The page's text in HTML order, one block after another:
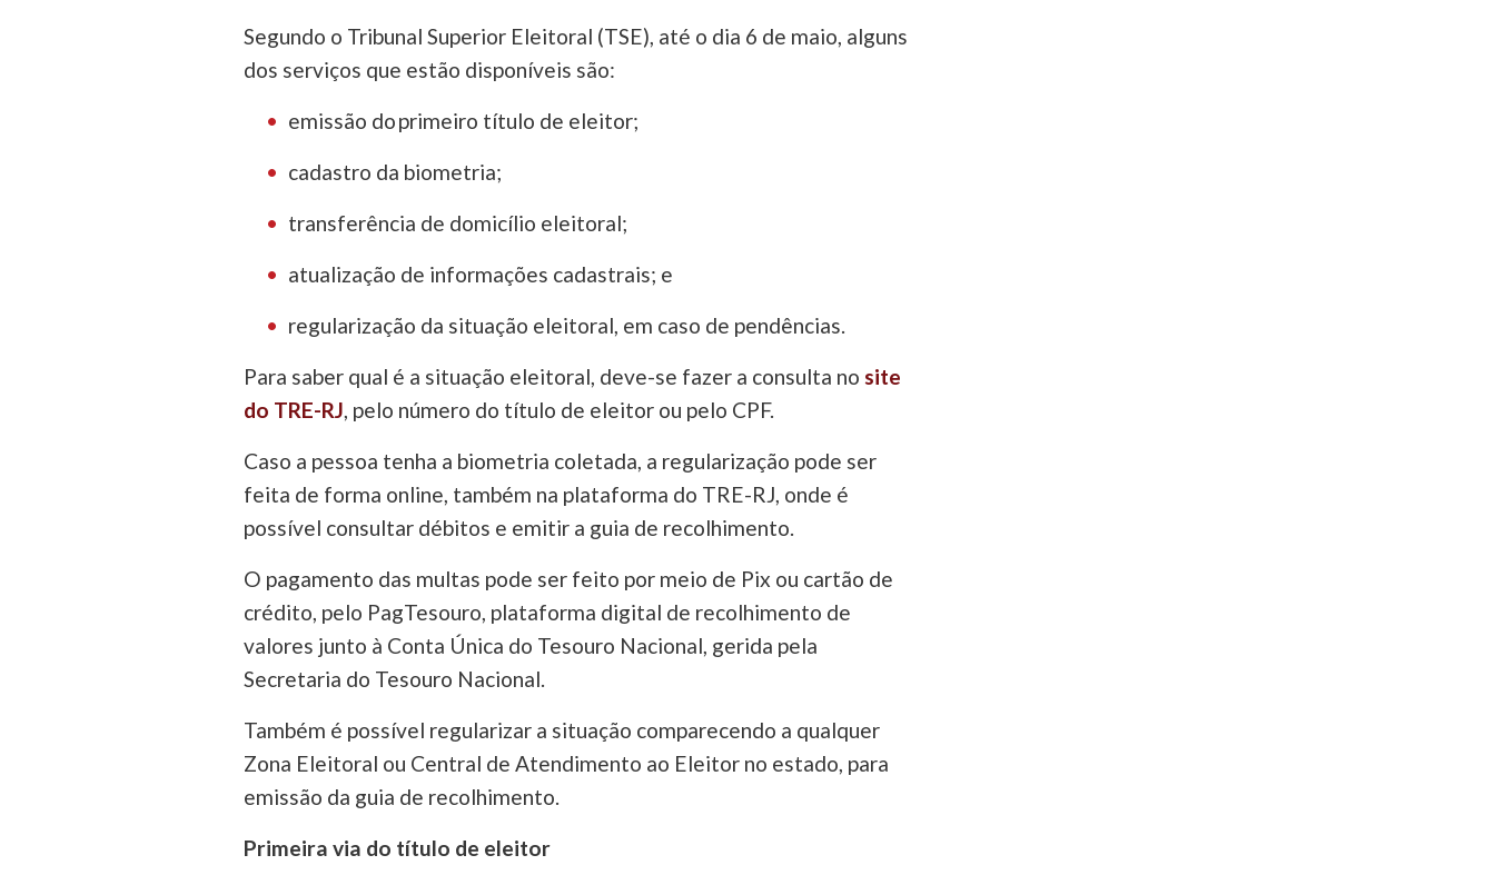
Segundo o Tribunal Superior Eleitoral (TSE), até o dia 6 de maio, alguns
dos serviços que estão disponíveis são:
emissão do primeiro título de eleitor;
cadastro da biometria;
transferência de domicílio eleitoral;
atualização de informações cadastrais; e
regularização da situação eleitoral, em caso de pendências.
Para saber qual é a situação eleitoral, deve-se fazer a consulta no site
do TRE-RJ, pelo número do título de eleitor ou pelo CPF.
Caso a pessoa tenha a biometria coletada, a regularização pode ser
feita de forma online, também na plataforma do TRE-RJ, onde é
possível consultar débitos e emitir a guia de recolhimento.
O pagamento das multas pode ser feito por meio de Pix ou cartão de
crédito, pelo PagTesouro, plataforma digital de recolhimento de
valores junto à Conta Única do Tesouro Nacional, gerida pela
Secretaria do Tesouro Nacional.
Também é possível regularizar a situação comparecendo a qualquer
Zona Eleitoral ou Central de Atendimento ao Eleitor no estado, para
emissão da guia de recolhimento.
Primeira via do título de eleitor